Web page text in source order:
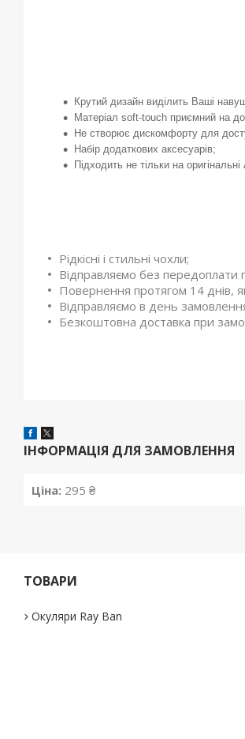
Крутий дизайн виділить Ваші
Матеріал soft-touch приємний на
Не створює дискомфорту для
Набір додаткових аксесуарів;
Підходить не тільки на
Рідкісні і стильні чохли;
Відправляємо без передоплати
Повернення протягом 14 днів,
Відправляємо в день
Безкоштовна доставка при
ІНФОРМАЦІЯ ДЛЯ ЗАМОВЛЕННЯ
Ціна: 295 ₴
ТОВАРИ
Окуляри Ray Ban